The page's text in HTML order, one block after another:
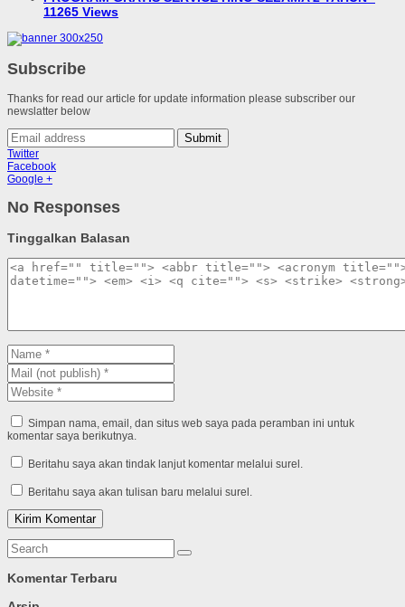
11265 Views
Subscribe
Thanks for read our article for update information please subscriber our
newslatter below
Submit
Twitter
Facebook
Google +
No Responses
Tinggalkan Balasan
Simpan nama, email, dan situs web saya pada peramban ini untuk
komentar saya berikutnya.
Beritahu saya akan tindak lanjut komentar melalui surel.
Beritahu saya akan tulisan baru melalui surel.
Komentar Terbaru